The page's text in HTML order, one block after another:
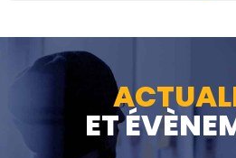
ET